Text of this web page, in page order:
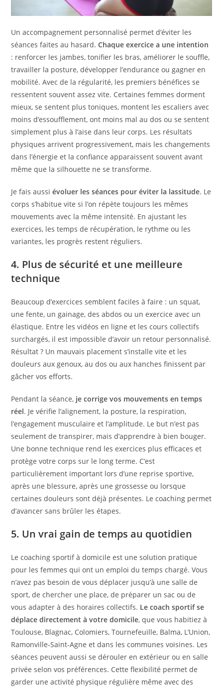
Un accompagnement personnalisé permet d’éviter les
séances faites au hasard.Chaque exercice a une intention
: renforcer les jambes, tonifier les bras, améliorer le souffle,
travailler la posture, développer l’endurance ou gagner en
mobilité. Avec de la régularité, les premiers bénéfices se
ressentent souvent assez vite. Certaines femmes dorment
mieux, se sentent plus toniques, montent les escaliers avec
moins d’essoufflement, ont moins mal au dos ou se sentent
simplement plus à l’aise dans leur corps. Les résultats
physiques arrivent progressivement, mais les changements
dans l’énergie et la confiance apparaissent souvent avant
même que la silhouette ne se transforme.
Je fais aussiévoluer les séances pour éviter la lassitude. Le
corps s’habitue vite si l’on répète toujours les mêmes
mouvements avec la même intensité. En ajustant les
exercices, les temps de récupération, le rythme ou les
variantes, les progrès restent réguliers.
4. Plus de sécurité et une meilleure
technique
Beaucoup d’exercices semblent faciles à faire : un squat,
une fente, un gainage, des abdos ou un exercice avec un
élastique. Entre les vidéos en ligne et les cours collectifs
surchargés, il est impossible d’avoir un retour personnalisé.
Résultat ? Un mauvais placement s’installe vite et les
douleurs aux genoux, au dos ou aux hanches finissent par
gâcher vos efforts.
Pendant la séance, je corrige vos mouvements en temps
réel. Je vérifie l’alignement, la posture, la respiration,
l’engagement musculaire et l’amplitude. Le but n’est pas
seulement de transpirer, mais d’apprendre à bien bouger.
Une bonne technique rend les exercices plus efficaces et
protège votre corps sur le long terme. C’est
particulièrement important lors d’une reprise sportive,
après une blessure, après une grossesse ou lorsque
certaines douleurs sont déjà présentes. Le coaching permet
d’avancer sans brûler les étapes.
5. Un vrai gain de temps au quotidien
Le coaching sportif à domicile est une solution pratique
pour les femmes qui ont un emploi du temps chargé. Vous
n’avez pas besoin de vous déplacer jusqu’à une salle de
sport, de chercher une place, de préparer un sac ou de
vous adapter à des horaires collectifs. Le coach sportif se
déplace directement à votre domicile, que vous habitiez à
Toulouse, Blagnac, Colomiers, Tournefeuille, Balma, L’Union,
Ramonville-Saint-Agne et dans les communes voisines. Les
séances peuvent aussi se dérouler en extérieur ou en salle
privée selon vos préférences. Cette flexibilité permet de
garder une activité physique régulière même avec des